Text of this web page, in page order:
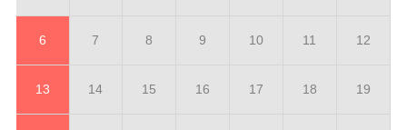
6 7 8 9 10 11 12
13 14 15 16 17 18 19